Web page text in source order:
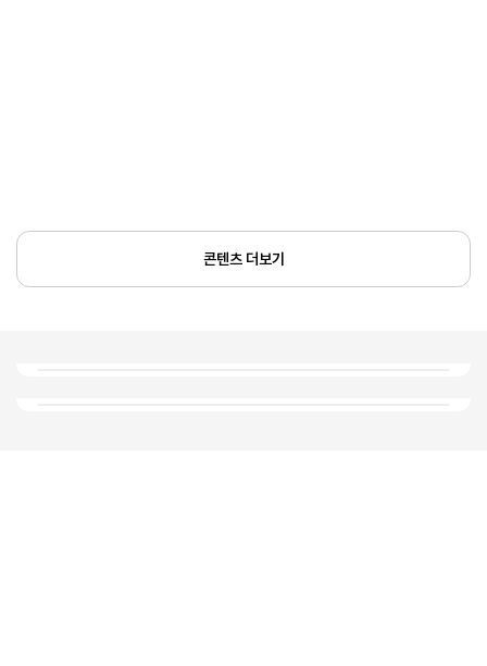
콘텐츠 더보기